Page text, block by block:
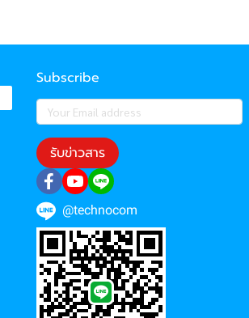
Subscribe
รับข่าวสาร
@technocom